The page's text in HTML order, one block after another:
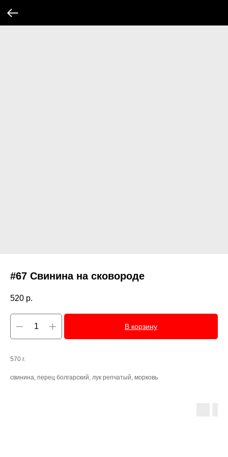
#67 Свинина на сковороде
520 р.
В корзину
570 г.
свинина, перец болгарский, лук репчатый, морковь